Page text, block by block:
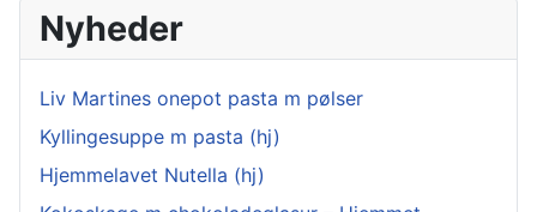
Nyheder
Liv Martines onepot pasta m pølser
Kyllingesuppe m pasta (hj)
Hjemmelavet Nutella (hj)